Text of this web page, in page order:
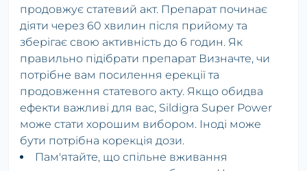
продовжує статевий акт. Препарат починає
діяти через 60 хвилин після прийому та
зберігає свою активність до 6 годин. Як
правильно підібрати препарат Визначте, чи
потрібне вам посилення ерекції та
продовження статевого акту. Якщо обидва
ефекти важливі для вас, Sildigra Super Power
може стати хорошим вибором. Іноді може
бути потрібна корекція дози.
Пам'ятайте, що спільне вживання